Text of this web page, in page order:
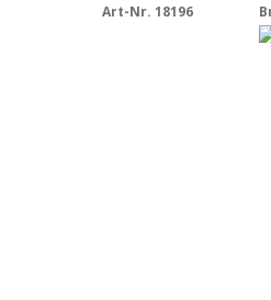
Art-Nr. 18196